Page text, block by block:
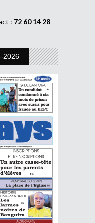
: 72 60 14 28
2026